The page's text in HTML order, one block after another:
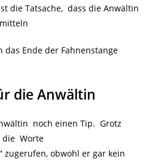
die Tatsache, dass die Anwältin
das Ende der Fahnenstange
die Anwältin
noch einen Tip. Grotz
Worte
zugerufen, obwohl er gar kein